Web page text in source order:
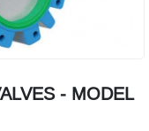
- MODEL